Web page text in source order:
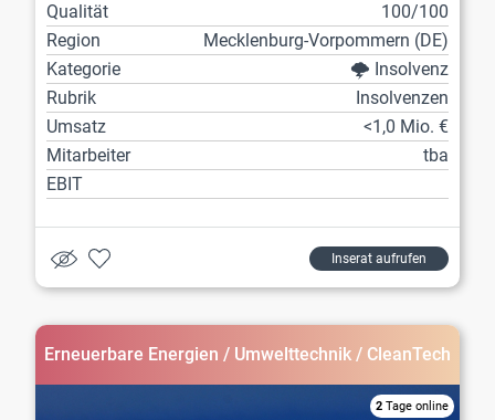
Qualität
100/100
Region
Mecklenburg-Vorpommern (DE)
Kategorie
🌩️ Insolvenz
Rubrik
Insolvenzen
Umsatz
<1,0 Mio. €
Mitarbeiter
tba
EBIT
Inserat aufrufen
Erneuerbare Energien / Umwelttechnik / CleanTech
2 Tage online